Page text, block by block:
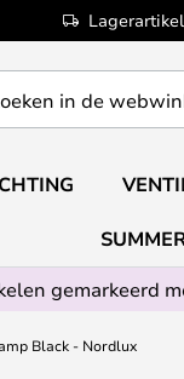
gemarkeerd
Black - Nordlux